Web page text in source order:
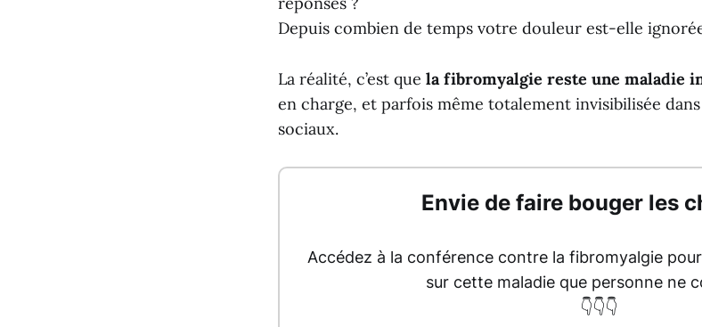
Depuis combien de temps votre douleur est-elle
La réalité, c’est que la fibromyalgie reste une maladie
en charge, et parfois même totalement invisibilisée
sociaux.
Envie de faire bouger les
Accédez à la conférence contre la fibromyalgie
sur cette maladie que personne ne
👇👇👇